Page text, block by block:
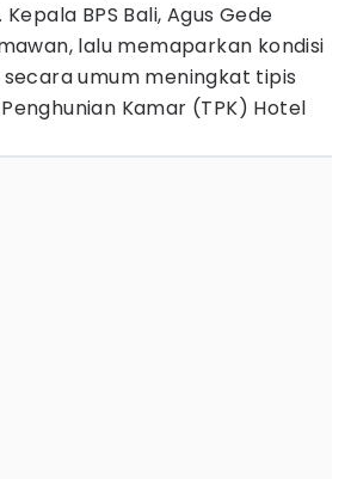
Kepala BPS Bali, Agus Gede
lalu memaparkan kondisi
umum meningkat tipis
Kamar (TPK) Hotel